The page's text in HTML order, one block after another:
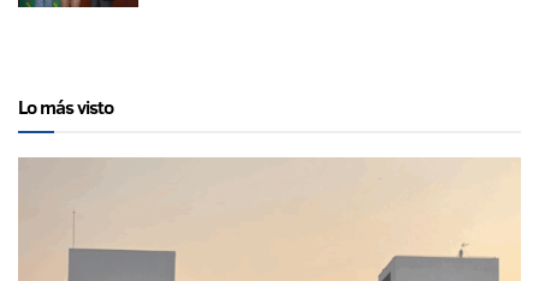
Lo más visto